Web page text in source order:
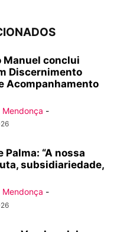
Manuel conclui
Discernimento
Acompanhamento
Mendonça -
Palma: “A nossa
subsidiariedade,
Mendonça -